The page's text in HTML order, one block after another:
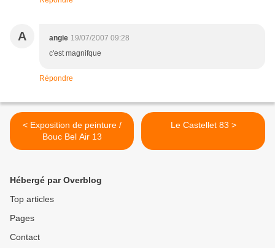
A angie 19/07/2007 09:28
c'est magnifque
Répondre
< Exposition de peinture /
Bouc Bel Air 13
Le Castellet 83 >
Hébergé par Overblog
Top articles
Pages
Contact